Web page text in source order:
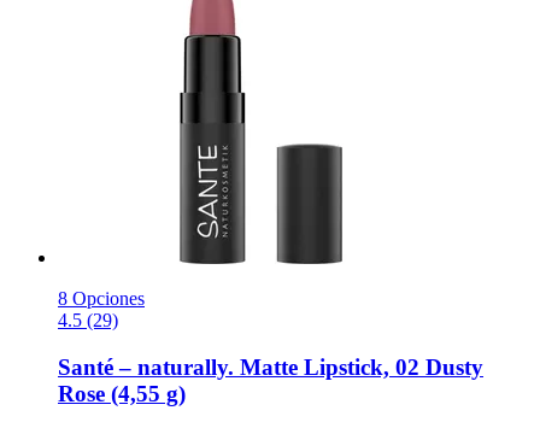
8 Opciones
4.5 (29)
Santé – naturally. Matte Lipstick, 02 Dusty
Rose (4,55 g)